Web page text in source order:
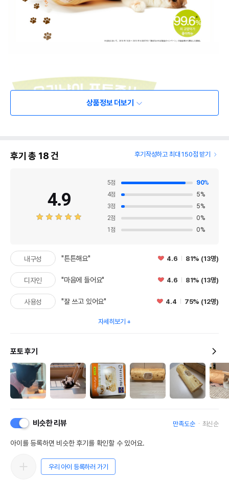
상품정보 더보기
후기 총 18건 후기작성하고 최대 150점 받기
4.9
5점 90%
4점 5%
3점 5%
2점 0%
1 점 0%
내구성 "튼튼해요" 4.6 81% (13명)
디자인 "마음에 들어요" 4.6 81% (13명)
사용성 "잘 쓰고 있어요" 4.4 75% (12명)
자세히보기
포토 후기
비슷한 리뷰 만족도순 최신순
아이를 등록하면 비슷한 후기를 확인할 수 있어요.
우리 아이 등록하러 가기